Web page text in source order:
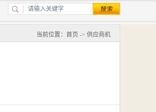
当前位置： 首页 -> 供应商机